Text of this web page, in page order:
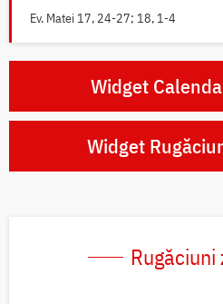
Ev. Matei 17, 24-27; 18, 1-4
Widget
Widget